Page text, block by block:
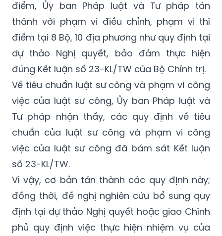
điểm, Ủy ban Pháp luật và Tư pháp tán
thành với phạm vi điều chỉnh, phạm vi thí
điểm tại 8 Bộ, 10 địa phương như quy định tại
dự thảo Nghị quyết, bảo đảm thực hiện
đúng Kết luận số 23-KL/TW của Bộ Chính trị.
Về tiêu chuẩn luật sư công và phạm vi công
việc của luật sư công, Ủy ban Pháp luật và
Tư pháp nhận thấy, các quy định về tiêu
chuẩn của luật sư công và phạm vi công
việc của luật sư công đã bám sát Kết luận
số 23-KL/TW.
Vì vậy, cơ bản tán thành các quy định này;
đồng thời, đề nghị nghiên cứu bổ sung quy
định tại dự thảo Nghị quyết hoặc giao Chính
phủ quy định việc thực hiện nhiệm vụ của